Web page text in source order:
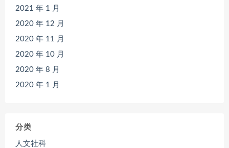
2021 年 1 月
2020 年 12 月
2020 年 11 月
2020 年 10 月
2020 年 8 月
2020 年 1 月
分类
人文社科